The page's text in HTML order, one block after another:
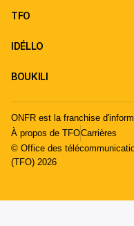
TFO
IDÉLLO
BOUKILI
ONFR est la franchise
À propos de TFOCarrières
© Office des
(TFO) 2026